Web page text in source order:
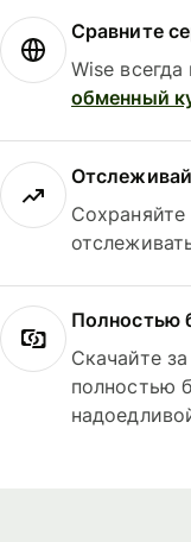
Сравните
Wise всегда
обменный
Полностью
Скачайте
полностью